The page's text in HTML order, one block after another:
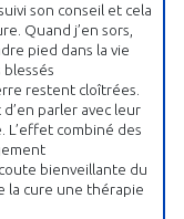
son conseil et cela
Quand j’en sors,
pied dans la vie
restent cloîtrées.
parler avec leur
L’effet combiné des
bienveillante du
la cure une thérapie